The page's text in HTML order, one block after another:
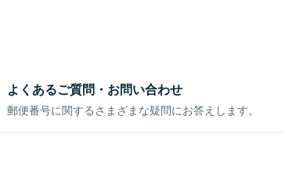
よくあるご質問・お問い合わせ
郵便番号に関するさまざまな疑問にお答えします。